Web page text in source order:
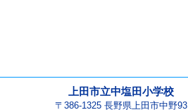
上田市立中塩田小学校
〒386-1325 長野県上田市中野93